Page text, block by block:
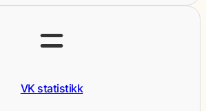
VK statistikk